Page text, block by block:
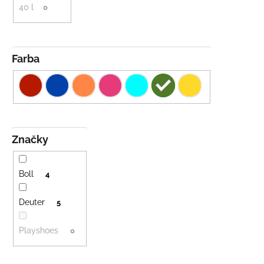
Značky
Boll 4
Deuter 5
Playshoes 0
Farba
40 l 0